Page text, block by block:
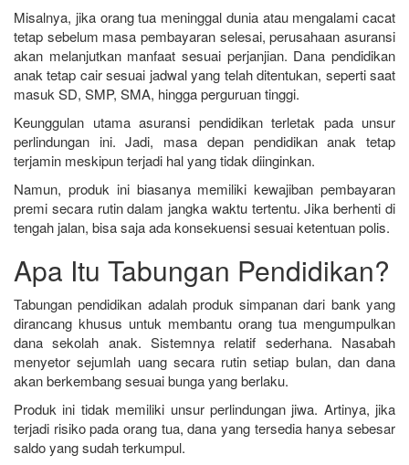
Misalnya, jika orang tua meninggal dunia atau mengalami cacat
tetap sebelum masa pembayaran selesai, perusahaan asuransi
akan melanjutkan manfaat sesuai perjanjian. Dana pendidikan
anak tetap cair sesuai jadwal yang telah ditentukan, seperti saat
masuk SD, SMP, SMA, hingga perguruan tinggi.
Keunggulan utama asuransi pendidikan terletak pada unsur
perlindungan ini. Jadi, masa depan pendidikan anak tetap
terjamin meskipun terjadi hal yang tidak diinginkan.
Namun, produk ini biasanya memiliki kewajiban pembayaran
premi secara rutin dalam jangka waktu tertentu. Jika berhenti di
tengah jalan, bisa saja ada konsekuensi sesuai ketentuan polis.
Apa Itu Tabungan Pendidikan?
Tabungan pendidikan adalah produk simpanan dari bank yang
dirancang khusus untuk membantu orang tua mengumpulkan
dana sekolah anak. Sistemnya relatif sederhana. Nasabah
menyetor sejumlah uang secara rutin setiap bulan, dan dana
akan berkembang sesuai bunga yang berlaku.
Produk ini tidak memiliki unsur perlindungan jiwa. Artinya, jika
terjadi risiko pada orang tua, dana yang tersedia hanya sebesar
saldo yang sudah terkumpul.